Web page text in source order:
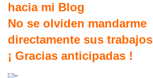
hacia mi Blog
No se olviden mandarme
directamente sus trabajos
¡ Gracias anticipadas !